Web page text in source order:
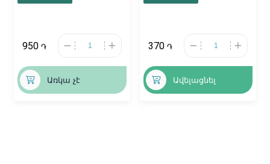
950 ֏
Առկա չէ
370 ֏
Ավելացնել